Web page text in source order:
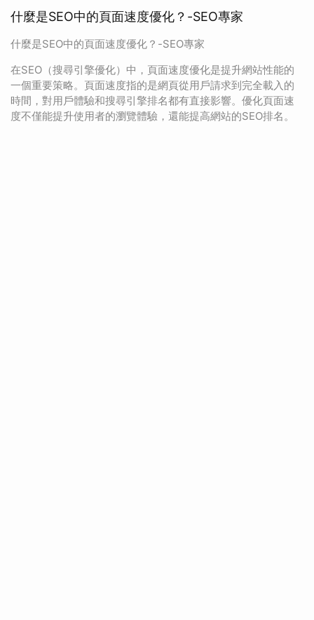
什麼是SEO中的頁面速度優化？-SEO專家
什麼是SEO中的頁面速度優化？-SEO專家
在SEO（搜尋引擎優化）中，頁面速度優化是提升網站性能的
一個重要策略。頁面速度指的是網頁從用戶請求到完全載入的
時間，對用戶體驗和搜尋引擎排名都有直接影響。優化頁面速
度不僅能提升使用者的瀏覽體驗，還能提高網站的SEO排名。